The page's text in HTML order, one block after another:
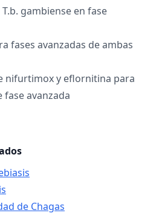
gambiense en fase
fases avanzadas de ambas
nifurtimox y eflornitina para
fase avanzada
de Chagas